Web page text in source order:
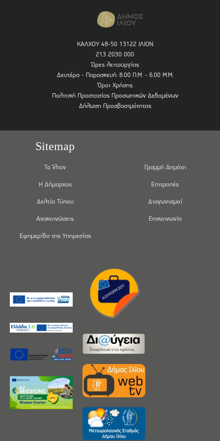
ΚΑΛΧΟΥ 48-50 13122 ΙΛΙΟΝ
213 2030 000
Ώρες λειτουργίας
Δευτέρα - Παρασκευή: 8.00 Π.Μ. - 6.00 Μ.Μ.
Όροι Χρήσης
Πολιτική Προστασίας Προσωπικών Δεδομένων
Δήλωση Προσβασιμότητας
Sitemap
Το Ίλιον
Η Δήμαρχος
Δελτία Τύπου
Ανακοινώσεις
Εφημερίδα της Υπηρεσίας
Γραμμή Δημότη
Επιτροπές
Διαγωνισμοί
Επικοινωνία